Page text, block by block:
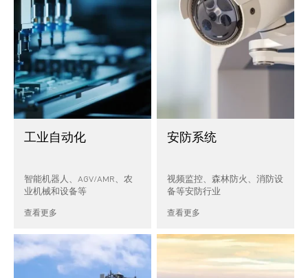
工业自动化
智能机器人、AGV/AMR、农
业机械和设备等
查看更多
安防系统
视频监控、森林防火、消防设
备等安防行业
查看更多